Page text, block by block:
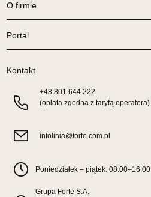
O firmie
Portal
Kontakt
+48 801 644 222
(opłata zgodna z taryfą operatora)
infolinia@forte.com.pl
Poniedziałek – piątek: 08:00–16:00
Grupa Forte S.A.